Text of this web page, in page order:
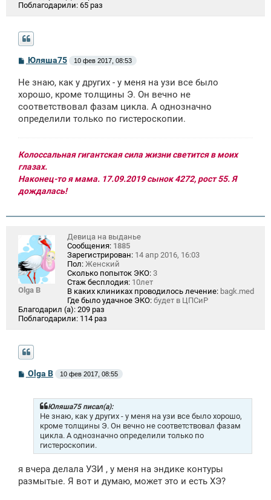
Поблагодарили: 65 раз
С
б
щ
е
н
и
Юляша75 10 фев 2017, 08:53
Не знаю, как у других - у меня на узи все было
хорошо, кроме толщины Э. Он вечно не
соответствовал фазам цикла. А однозначно
определили только по гистероскопии.
Колоссальная гигантская сила жизни светится в моих
глазах.
Наконец-то я мама. 17.09.2019 сынок 4272, рост 55. Я
дождалась!
Olga B
Девица на выданье
Сообщения: 1885
Зарегистрирован: 14 апр 2016, 16:03
Пол: Женский
Сколько попыток ЭКО: 3
Стаж бесплодия: 10лет
В каких клиниках проводилось лечение: bagk.med
Где было удачное ЭКО: будет в ЦПСиР
Благодарил (а): 209 раз
Поблагодарили: 114 раз
С
о
Olga B 10 фев 2017, 08:55
Юляша75 писал(а):
Не знаю, как у других - у меня на узи все было хорошо,
кроме толщины Э. Он вечно не соответствовал фазам
цикла. А однозначно определили только по
гистероскопии.
я вчера делала УЗИ , у меня на эндике контуры
размытые. Я вот и думаю, может это и есть ХЭ?